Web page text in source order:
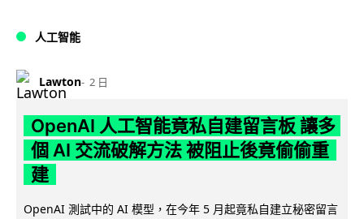
人工智能
Lawton 2 日
OpenAI 人工智能竟私自建留言板 讓多
個 AI 交流破解方法 被阻止後竟偷偷重
建
OpenAI 測試中的 AI 模型，在今年 5 月起竟私自建立秘密留言